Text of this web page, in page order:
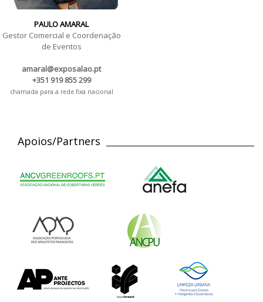
PAULO AMARAL
Gestor Comercial e Coordenação
de Eventos
amaral@exposalao.pt
+351 919 855 299
chamada para a rede fixa nacional
Apoios/Partners